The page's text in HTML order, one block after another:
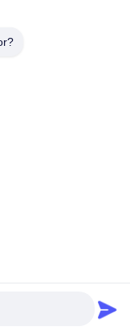
Co., Ltd. . Seluruh